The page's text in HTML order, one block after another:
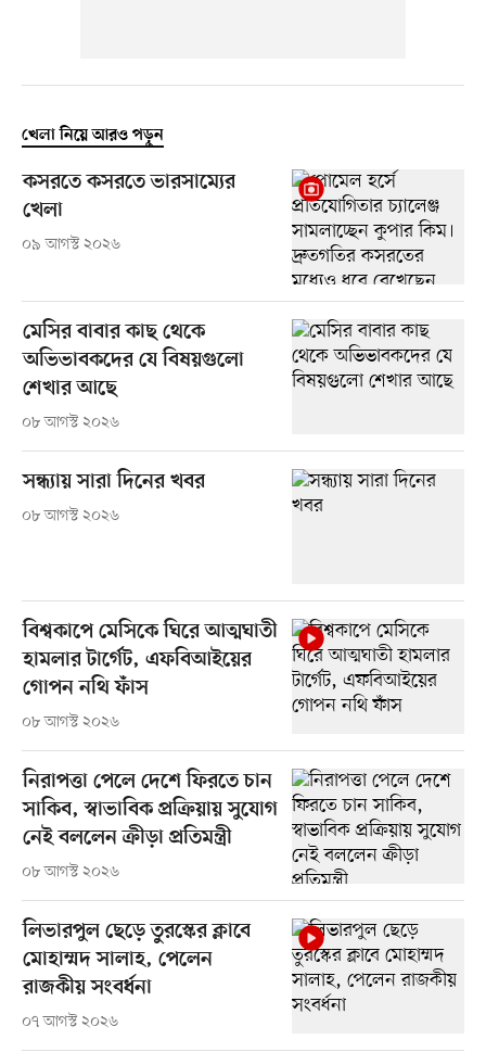
খেলা নিয়ে আরও পড়ুন
কসরতে কসরতে ভারসাম্যের
খেলা
০৯ আগস্ট ২০২৬
মেসির বাবার কাছ থেকে
অভিভাবকদের যে বিষয়গুলো
শেখার আছে
০৮ আগস্ট ২০২৬
সন্ধ্যায় সারা দিনের খবর
০৮ আগস্ট ২০২৬
বিশ্বকাপে মেসিকে ঘিরে আত্মঘাতী
হামলার টার্গেট, এফবিআইয়ের
গোপন নথি ফাঁস
০৮ আগস্ট ২০২৬
নিরাপত্তা পেলে দেশে ফিরতে চান
সাকিব, স্বাভাবিক প্রক্রিয়ায় সুযোগ
নেই বললেন ক্রীড়া প্রতিমন্ত্রী
০৮ আগস্ট ২০২৬
লিভারপুল ছেড়ে তুরস্কের ক্লাবে
মোহাম্মদ সালাহ, পেলেন
রাজকীয় সংবর্ধনা
০৭ আগস্ট ২০২৬